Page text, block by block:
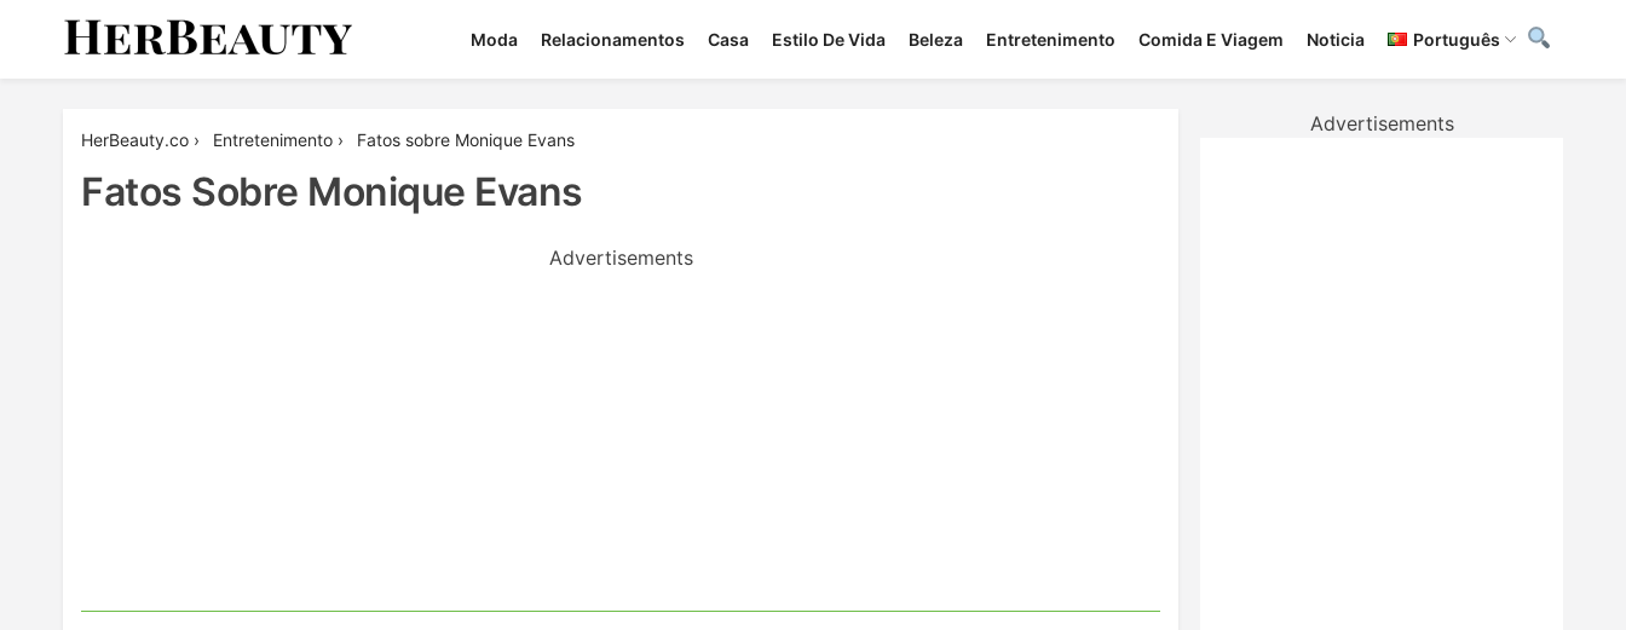
Moda Relacionamentos Casa Estilo De Vida Beleza Entretenimento Сomida E Viagem Noticia Português
HerBeauty.co › Entretenimento › Fatos sobre Monique Evans
Fatos Sobre Monique Evans
Advertisements
Advertisements